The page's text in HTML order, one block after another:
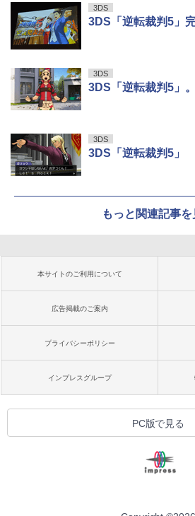
3DS
3DS「逆転裁判5」
3DS
3DS「逆転裁判5」
3DS
3DS「逆転裁判5」
もっと関連記事を
本サイトのご利用について
広告掲載のご案内
プライバシーポリシー
インプレスグループ
PC版で見る